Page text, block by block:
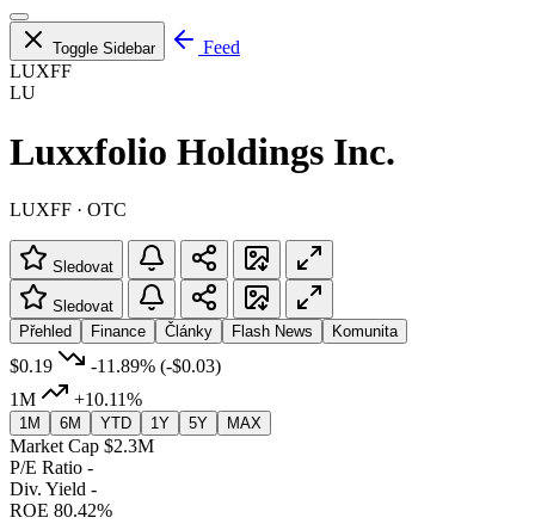
Toggle Sidebar
Feed
LUXFF
LU
Luxxfolio Holdings Inc.
LUXFF · OTC
Sledovat
Sledovat
Přehled
Finance Články Flash News Komunita
$0.19 -11.89% (-$0.03)
1M
+10.11%
1M 6M YTD 1Y 5Y MAX
Market Cap $2.3M
P/E Ratio -
Div. Yield -
ROE 80.42%